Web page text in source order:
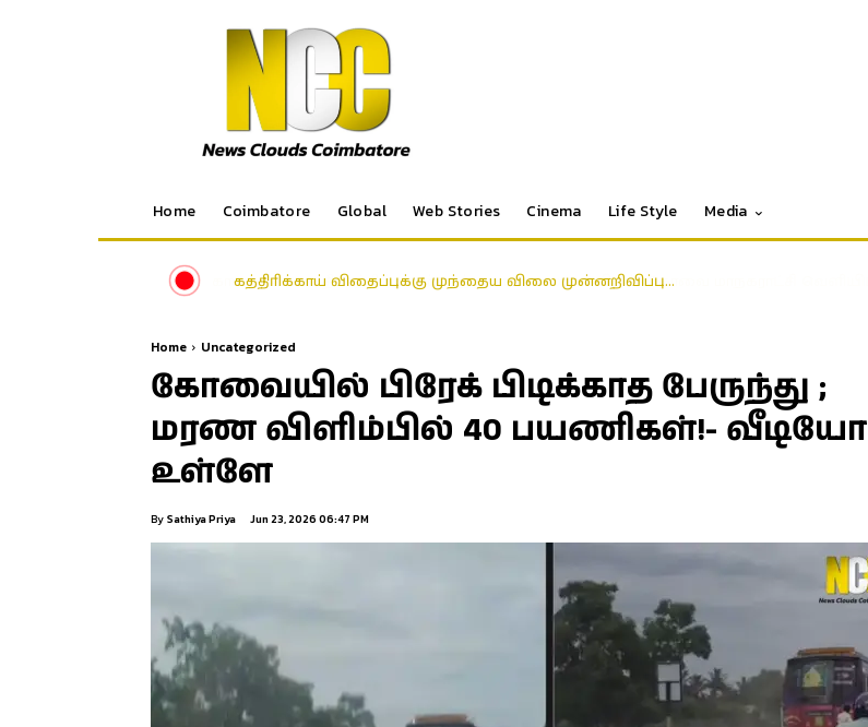
Home Coimbatore Global Web Stories Cinema Life Style Media
கத்திரிக்காய் விதைப்புக்கு முந்தைய விலை முன்னறிவிப்பு…
Home Uncategorized
கோவையில் பிரேக் பிடிக்காத பேருந்து ;
மரண விளிம்பில் 40 பயணிகள்!- வீடியோ
உள்ளே
By Sathiya Priya Jun 23, 2026 06:47 PM